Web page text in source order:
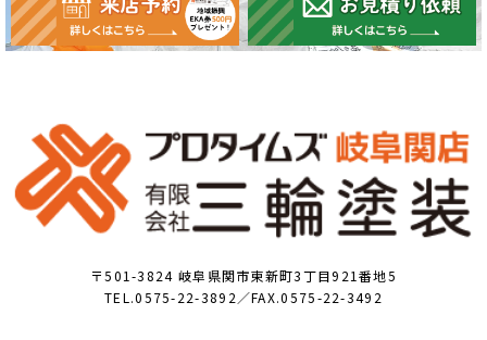
〒501-3824 岐阜県関市東新町3丁目921番地5
TEL.0575-22-3892／FAX.0575-22-3492